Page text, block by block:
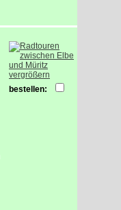
vergrößern
bestellen: